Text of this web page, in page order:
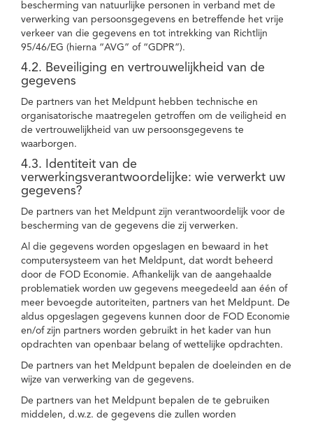
bescherming van natuurlijke personen in verband met de
verwerking van persoonsgegevens en betreffende het vrije
verkeer van die gegevens en tot intrekking van Richtlijn
95/46/EG (hierna “AVG” of “GDPR”).
4.2. Beveiliging en vertrouwelijkheid van de
gegevens
De partners van het Meldpunt hebben technische en
organisatorische maatregelen getroffen om de veiligheid en
de vertrouwelijkheid van uw persoonsgegevens te
waarborgen.
4.3. Identiteit van de
verwerkingsverantwoordelijke: wie verwerkt uw
gegevens?
De partners van het Meldpunt zijn verantwoordelijk voor de
bescherming van de gegevens die zij verwerken.
Al die gegevens worden opgeslagen en bewaard in het
computersysteem van het Meldpunt, dat wordt beheerd
door de FOD Economie. Afhankelijk van de aangehaalde
problematiek worden uw gegevens meegedeeld aan één of
meer bevoegde autoriteiten, partners van het Meldpunt. De
aldus opgeslagen gegevens kunnen door de FOD Economie
en/of zijn partners worden gebruikt in het kader van hun
opdrachten van openbaar belang of wettelijke opdrachten.
De partners van het Meldpunt bepalen de doeleinden en de
wijze van verwerking van de gegevens.
De partners van het Meldpunt bepalen de te gebruiken
middelen, d.w.z. de gegevens die zullen worden